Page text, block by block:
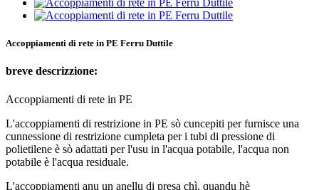
Accoppiamenti di rete in PE Ferru Duttile
breve descrizzione:
Accoppiamenti di rete in PE
L'accoppiamenti di restrizione in PE sò cuncepiti per furnisce una
cunnessione di restrizione cumpleta per i tubi di pressione di
polietilene è sò adattati per l'usu in l'acqua potabile, l'acqua non
potabile è l'acqua residuale.
L'accoppiamenti anu un anellu di presa chì, quandu hè